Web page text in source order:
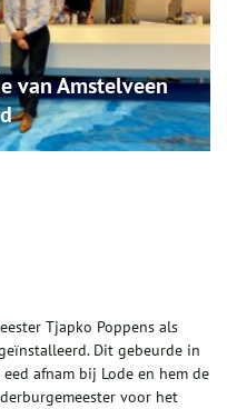
van Amstelveen
Tjapko Poppens als
Dit gebeurde in
afnam bij Lode en hem de
voor het